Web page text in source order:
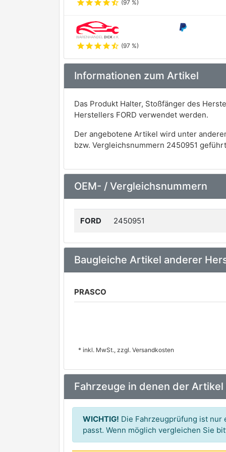
starstarstarstarstar_half (97 %)
starstarstarstarstar_half (97 %)
Informationen zum Artikel
Das Produkt Halter, Stoßfänger des
Herstellers FORD verwendet werden.
Der angebotene Artikel wird unter
bzw. Vergleichsnummern 2450951
OEM- / Vergleichsnummern
FORD 2450951
Baugleiche Artikel anderer
PRASCO
* inkl. MwSt., zzgl. Versandkosten
Fahrzeuge in denen der
WICHTIG! Die Fahrzeugprüfung ist nur
passt. Wenn möglich vergleichen Sie